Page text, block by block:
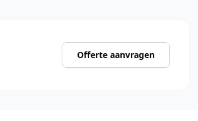
Offerte aanvragen